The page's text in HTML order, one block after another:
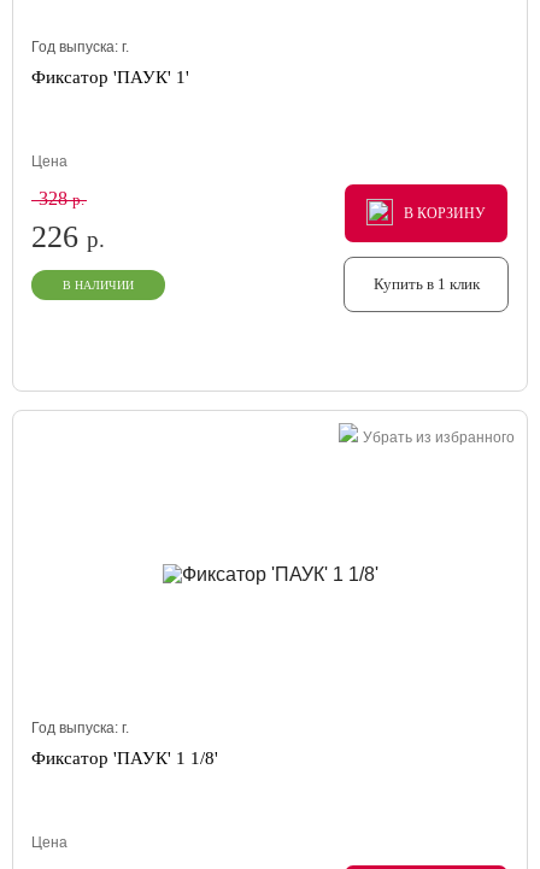
Год выпуска: г.
Фиксатор 'ПАУК' 1'
Цена
328р.
226 р.
В НАЛИЧИИ
В КОРЗИНУ
В КОРЗИНУ
В КОРЗИНУ
Купить в 1 клик
Убрать из избранного
Год выпуска: г.
Фиксатор 'ПАУК' 1 1/8'
Цена